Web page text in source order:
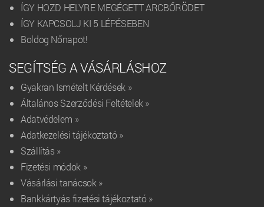
ÍGY HOZD HELYRE MEGÉGETT ARCBŐRÖDET
ÍGY KAPCSOLJ KI 5 LÉPÉSEBEN
Boldog Nőnapot!
SEGÍTSÉG A VÁSÁRLÁSHOZ
Gyakran Ismételt Kérdések »
Általános Szerződési Feltételek »
Adatvédelem »
Adatkezelési tájékoztató »
Szállítás »
Fizetési módok »
Vásárlási tanácsok »
Bankkártyás fizetési tájékoztató »